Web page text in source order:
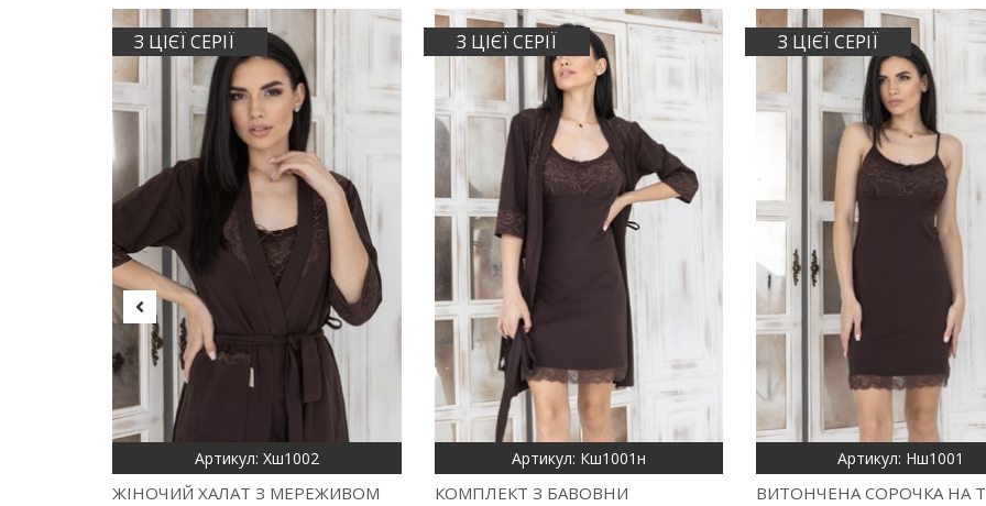
З ЦІЄЇ СЕРІЇ
Артикул: Хш1002
ЖІНОЧИЙ ХАЛАТ З МЕРЕЖИВОМ
З ЦІЄЇ СЕРІЇ
Артикул: Кш1001н
КОМПЛЕКТ З БАВОВНИ
З ЦІЄЇ СЕРІЇ
Артикул: Нш1001
ВИТОНЧЕНА СОРОЧКА НА